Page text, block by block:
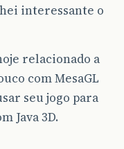
interessante o
relacionado a
com MesaGL
seu jogo para
Java 3D.